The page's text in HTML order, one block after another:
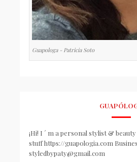
Guapologa - Patricia Soto
¡Hi! I ´ m a personal stylist &
stuff https://guapologia.com
styledbypaty@gmail.com